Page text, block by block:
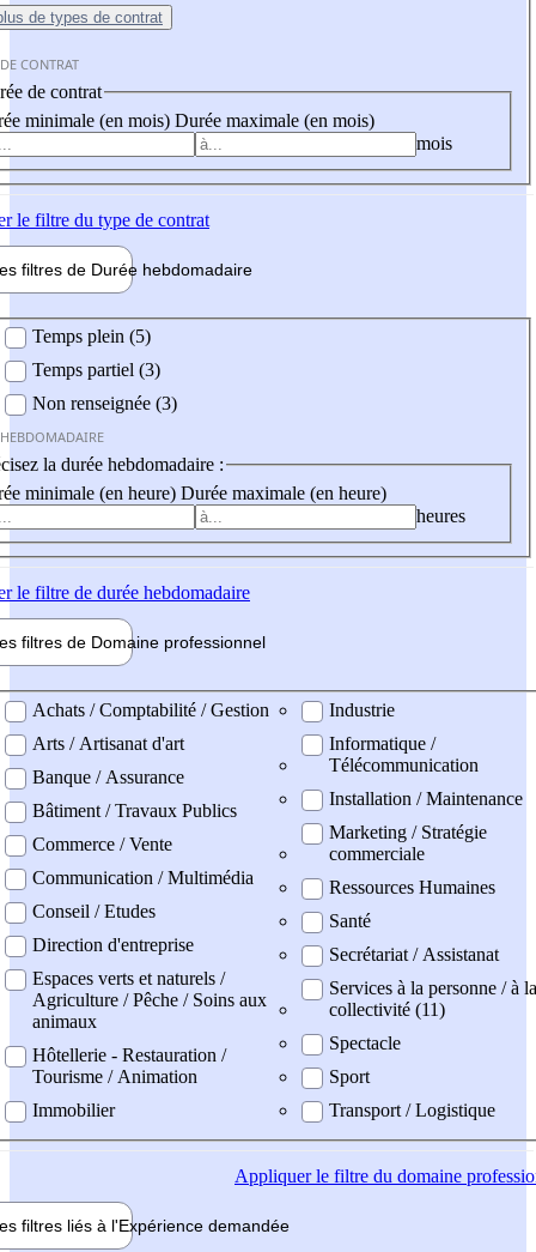
de types de contrat
CONTRAT
de contrat
minimale (en mois) Durée maximale (en mois)
mois
le filtre du type de contrat
filtres de Durée hebdomadaire
Temps plein (5)
Temps partiel (3)
Non renseignée (3)
la durée hebdomadaire :
minimale (en heure) Durée maximale (en heure)
heures
le filtre de durée hebdomadaire
filtres de Domaine professionnel
professionel
Achats / Comptabilité / Gestion
Arts / Artisanat d'art
Banque / Assurance
Bâtiment / Travaux Publics
Commerce / Vente
Communication / Multimédia
Conseil / Etudes
Direction d'entreprise
Espaces verts et naturels /
Agriculture / Pêche / Soins aux
animaux
Hôtellerie - Restauration /
Tourisme / Animation
Immobilier
Industrie
Informatique /
Télécommunication
Installation / Maintenance
Marketing / Stratégie
commerciale
Ressources Humaines
Santé
Secrétariat / Assistanat
Services à la personne / à la
collectivité (11)
Spectacle
Sport
Transport / Logistique
Appliquerle filtre du domaine
filtres liés à l'Expérience demandée